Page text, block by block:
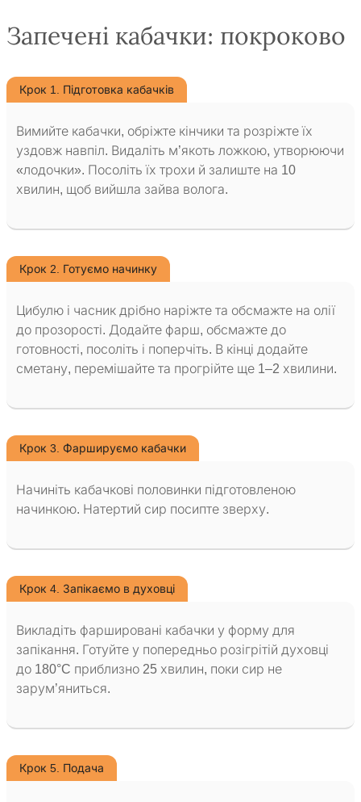
Запечені кабачки: покроково
Крок 1. Підготовка кабачків
Вимийте кабачки, обріжте кінчики та розріжте їх
уздовж навпіл. Видаліть м’якоть ложкою, утворюючи
«лодочки». Посоліть їх трохи й залиште на 10
хвилин, щоб вийшла зайва волога.
Крок 2. Готуємо начинку
Цибулю і часник дрібно наріжте та обсмажте на олії
до прозорості. Додайте фарш, обсмажте до
готовності, посоліть і поперчіть. В кінці додайте
сметану, перемішайте та прогрійте ще 1–2 хвилини.
Крок 3. Фаршируємо кабачки
Начиніть кабачкові половинки підготовленою
начинкою. Натертий сир посипте зверху.
Крок 4. Запікаємо в духовці
Викладіть фаршировані кабачки у форму для
запікання. Готуйте у попередньо розігрітій духовці
до 180°C приблизно 25 хвилин, поки сир не
зарум’яниться.
Крок 5. Подача